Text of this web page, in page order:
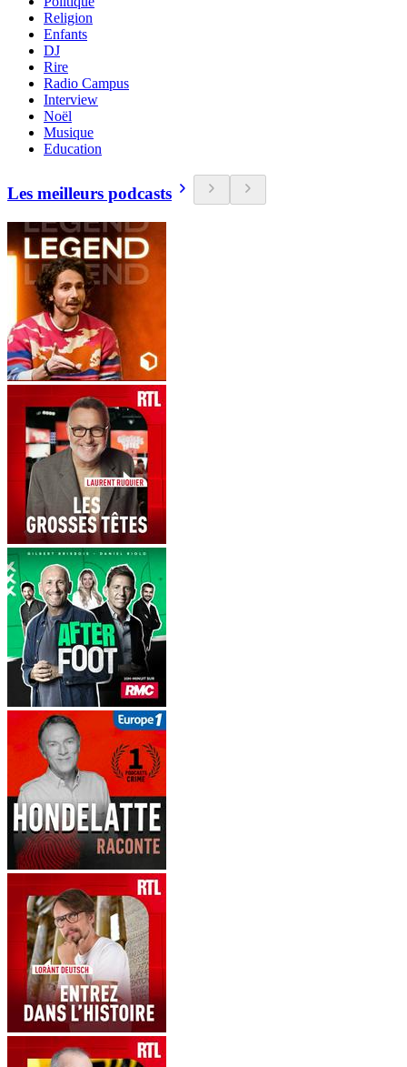
Religion
Enfants
DJ
Rire
Radio Campus
Interview
Noël
Musique
Education
Les meilleurs podcasts